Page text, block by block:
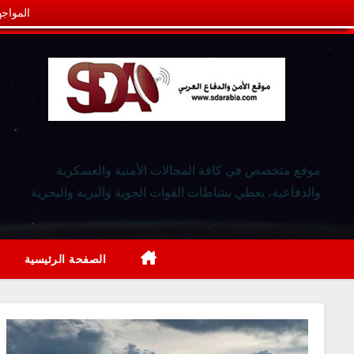
موقع متخصص في كافة المجالات الأمنية والعسكرية
والدفاعية، يغطي نشاطات القوات الجوية والبرية والبحرية
الصفحة الرئيسية